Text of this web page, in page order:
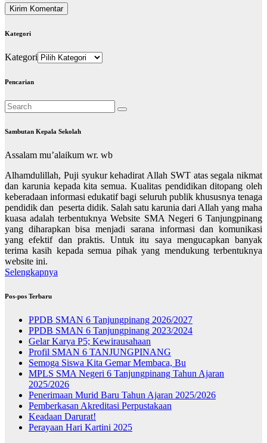
Kategori
Kategori
Pencarian
Sambutan Kepala Sekolah
Assalam mu’alaikum wr. wb
Alhamdulillah, Puji syukur kehadirat Allah SWT atas segala nikmat
dan karunia kepada kita semua. Kualitas pendidikan ditopang oleh
keberadaan informasi edukatif bagi seluruh publik khususnya tenaga
pendidik dan peserta didik. Salah satu karunia dari Allah yang maha
kuasa adalah terbentuknya Website SMA Negeri 6 Tanjungpinang
yang diharapkan bisa menjadi sarana informasi dan komunikasi
yang efektif dan praktis. Untuk itu saya mengucapkan banyak
terima kasih kepada semua pihak yang mendukung terbentuknya
website ini.
Selengkapnya
Pos-pos Terbaru
PPDB SMAN 6 Tanjungpinang 2026/2027
PPDB SMAN 6 Tanjungpinang 2023/2024
Gelar Karya P5; Kewirausahaan
Profil SMAN 6 TANJUNGPINANG
Semoga Siswa Kita Gemar Membaca, Bu
MPLS SMA Negeri 6 Tanjungpinang Tahun Ajaran
2025/2026
Penerimaan Murid Baru Tahun Ajaran 2025/2026
Pemberkasan Akreditasi Perpustakaan
Keadaan Darurat!
Perayaan Hari Kartini 2025